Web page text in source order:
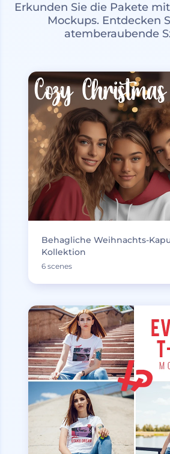
Erkunden Sie die Pakete
Mockups. Entdecken
atemberaubende
Behagliche Weihnachts-
Kollektion
6 scenes